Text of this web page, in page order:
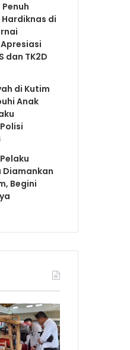
di
dan TK2D
di Kutim
Anak
Diamankan
Begini